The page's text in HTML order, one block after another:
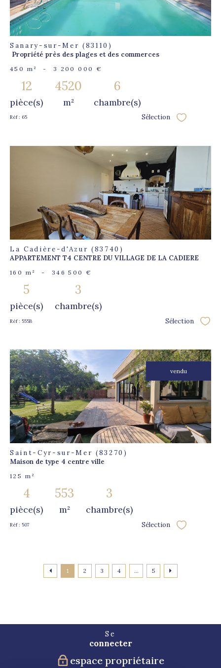
Sanary-sur-Mer (83110)
Propriété près des plages et des commerces
450 m² - 3 200 000 €
12
pièce(s)
4520
m²
6
chambre(s)
Réf : 65 Sélection Sélectionner
voir le
bien
La Cadière-d'Azur (83740)
APPARTEMENT T4 CENTRE DU VILLAGE DE LA CADIERE
160 m² - 346 500 €
5
pièce(s)
3
chambre(s)
Réf : 555B Sélection
vendu
voir le
bien
Saint-Cyr-sur-Mer (83270)
Maison de type 4 centre ville
125 m²
4
pièce(s)
553
m²
3
chambre(s)
Réf : 507 Sélection Sélectionner
1 2 3 4 ... 5
Se
connecter
espace propriétaire